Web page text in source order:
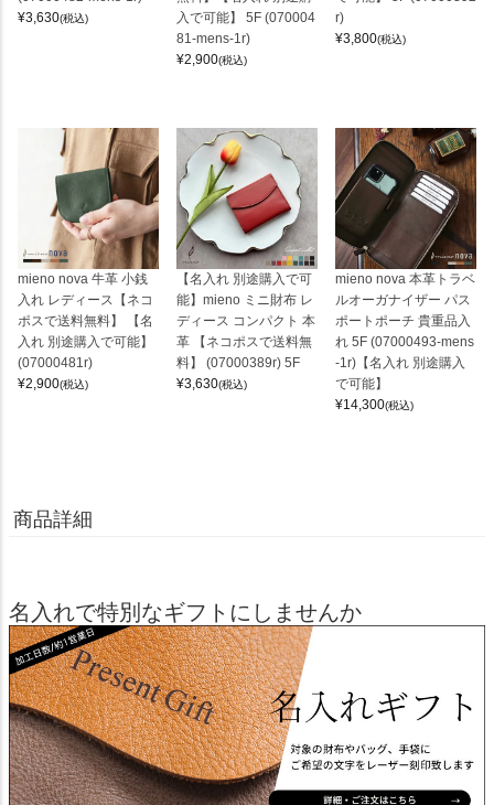
¥3,630(税込)
入で可能】 5F (070004
81-mens-1r)
¥2,900(税込)
r)
¥3,800(税込)
mieno nova 牛革 小銭
入れ レディース【ネコ
ポスで送料無料】 【名
入れ 別途購入で可能】
(07000481r)
¥2,900(税込)
【名入れ 別途購入で可
能】mieno ミニ財布 レ
ディース コンパクト 本
革 【ネコポスで送料無
料】 (07000389r) 5F
¥3,630(税込)
mieno nova 本革トラベ
ルオーガナイザー パス
ポートポーチ 貴重品入
れ 5F (07000493-mens
-1r)【名入れ 別途購入
で可能】
¥14,300(税込)
商品詳細
名入れで特別なギフトにしませんか